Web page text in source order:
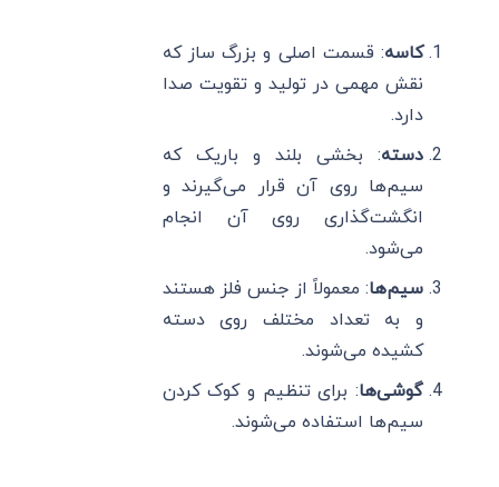
کاسه: قسمت اصلی و بزرگ ساز که
نقش مهمی در تولید و تقویت صدا
دارد.
دسته: بخشی بلند و باریک که
سیم‌ها روی آن قرار می‌گیرند و
انگشت‌گذاری روی آن انجام
می‌شود.
سیم‌ها: معمولاً از جنس فلز هستند
و به تعداد مختلف روی دسته
کشیده می‌شوند.
گوشی‌ها: برای تنظیم و کوک کردن
سیم‌ها استفاده می‌شوند.